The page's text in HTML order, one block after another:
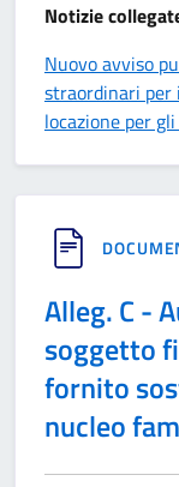
Notizie
Nuovo avviso
straordinari per
locazione per
Alleg. C -
soggetto
fornito
nucleo